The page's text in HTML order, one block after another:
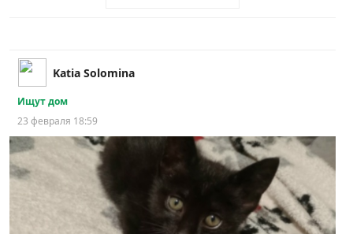
Katia Solomina
Ищут дом
23 февраля 18:59